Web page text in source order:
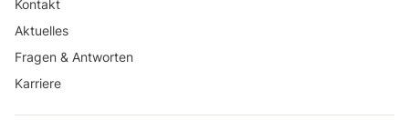
Kontakt
Aktuelles
Fragen & Antworten
Karriere